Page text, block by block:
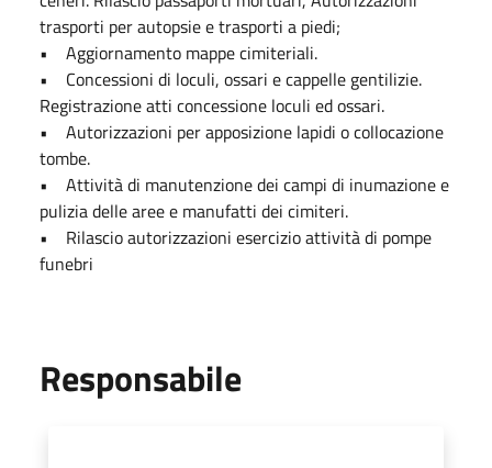
trasporti per autopsie e trasporti a piedi;
• Aggiornamento mappe cimiteriali.
• Concessioni di loculi, ossari e cappelle gentilizie.
Registrazione atti concessione loculi ed ossari.
• Autorizzazioni per apposizione lapidi o collocazione
tombe.
• Attività di manutenzione dei campi di inumazione e
pulizia delle aree e manufatti dei cimiteri.
• Rilascio autorizzazioni esercizio attività di pompe
funebri
Responsabile